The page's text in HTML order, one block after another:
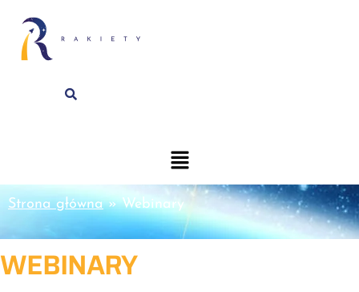
Strona główna»Webinary
WEBINARY